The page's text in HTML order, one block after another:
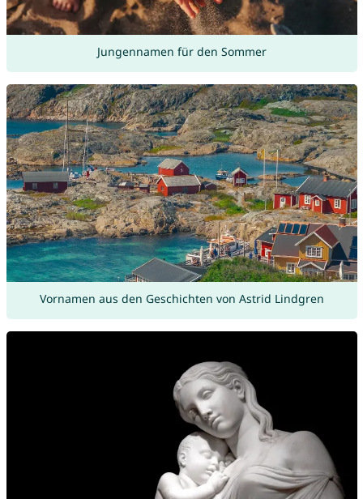
Jungennamen für den Sommer
Vornamen aus den Geschichten von Astrid Lindgren